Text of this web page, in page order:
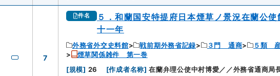
7
件名
５．和蘭国安特提府日本煙草ノ景況在蘭
十一年
外務省外交史料館 戦前期外務省記録 ３門 通商
５類
煙草関係雑件 第一巻
[規模] 26 [作成者名称] 在蘭弁理公使中村博愛／／外務省通商局